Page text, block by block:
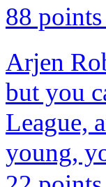
88 points
Arjen
but you
League,
young,